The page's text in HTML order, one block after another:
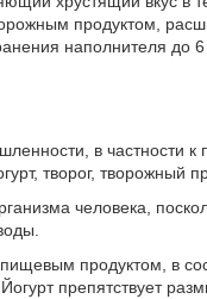
продуктом,
наполнителя
в частности
творог, творожный
человека,
продуктом, в
препятствует